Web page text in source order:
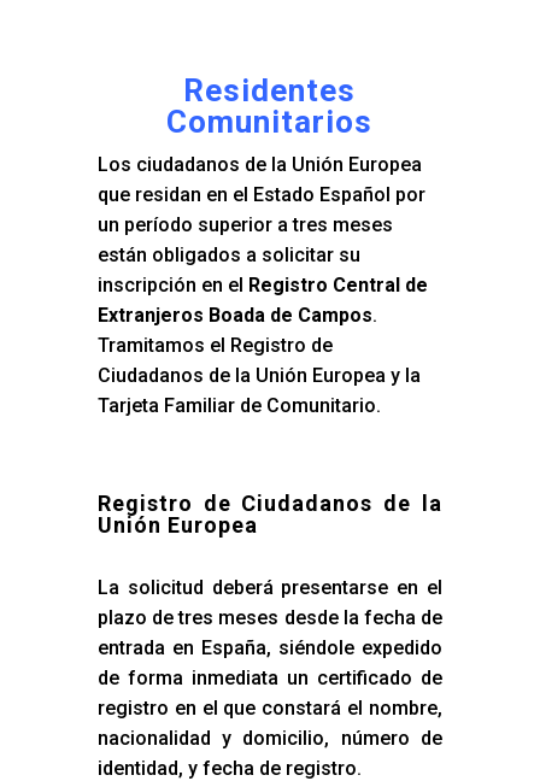
Residentes
Comunitarios
Los ciudadanos de la Unión Europea
que residan en el Estado Español por
un período superior a tres meses
están obligados a solicitar su
inscripción en el Registro Central de
Extranjeros Boada de Campos.
Tramitamos el Registro de
Ciudadanos de la Unión Europea y la
Tarjeta Familiar de Comunitario.
Registro de Ciudadanos de la
Unión Europea
La solicitud deberá presentarse en el
plazo de tres meses desde la fecha de
entrada en España, siéndole expedido
de forma inmediata un certificado de
registro en el que constará el nombre,
nacionalidad y domicilio, número de
identidad, y fecha de registro.